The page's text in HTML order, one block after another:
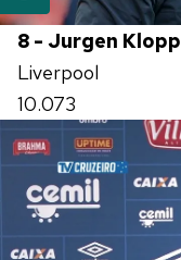
8 - Jurgen Klopp
Liverpool
10.073